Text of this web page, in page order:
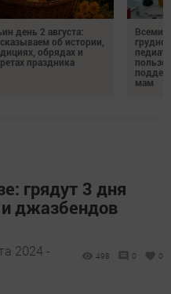
день 2 августа:
об истории,
обрядах и
праздника
пользе
мам
грядут 3 дня
джазбендов
2024 -
498 0 0